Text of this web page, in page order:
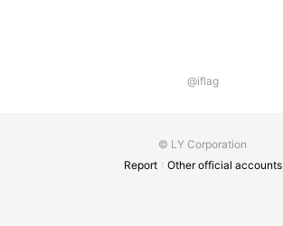
@iflag
© LY Corporation
Report
Other official accounts